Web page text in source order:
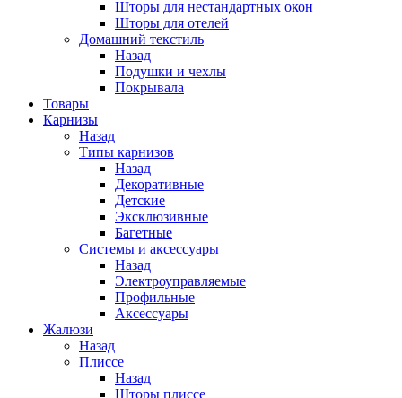
Шторы для нестандартных окон
Шторы для отелей
Домашний текстиль
Назад
Подушки и чехлы
Покрывала
Товары
Карнизы
Назад
Типы карнизов
Назад
Декоративные
Детские
Эксклюзивные
Багетные
Системы и аксессуары
Назад
Электроуправляемые
Профильные
Аксессуары
Жалюзи
Назад
Плиссе
Назад
Шторы плиссе